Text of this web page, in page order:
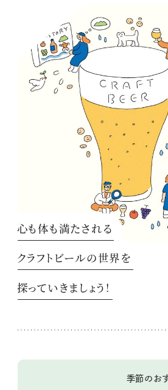
心も体も満たされる
クラフトビールの世界を
探っていきましょう！
季節のお